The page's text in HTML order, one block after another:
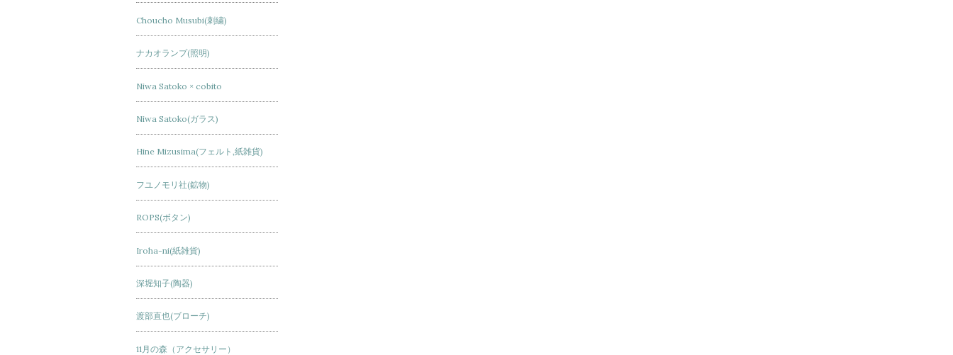
Choucho Musubi(刺繍)
ナカオランプ(照明)
Niwa Satoko × cobito
Niwa Satoko(ガラス)
Hine Mizusima(フェルト,紙雑貨)
フユノモリ社(鉱物)
ROPS(ボタン)
Iroha-ni(紙雑貨)
深堀知子(陶器)
渡部直也(ブローチ)
11月の森（アクセサリー）